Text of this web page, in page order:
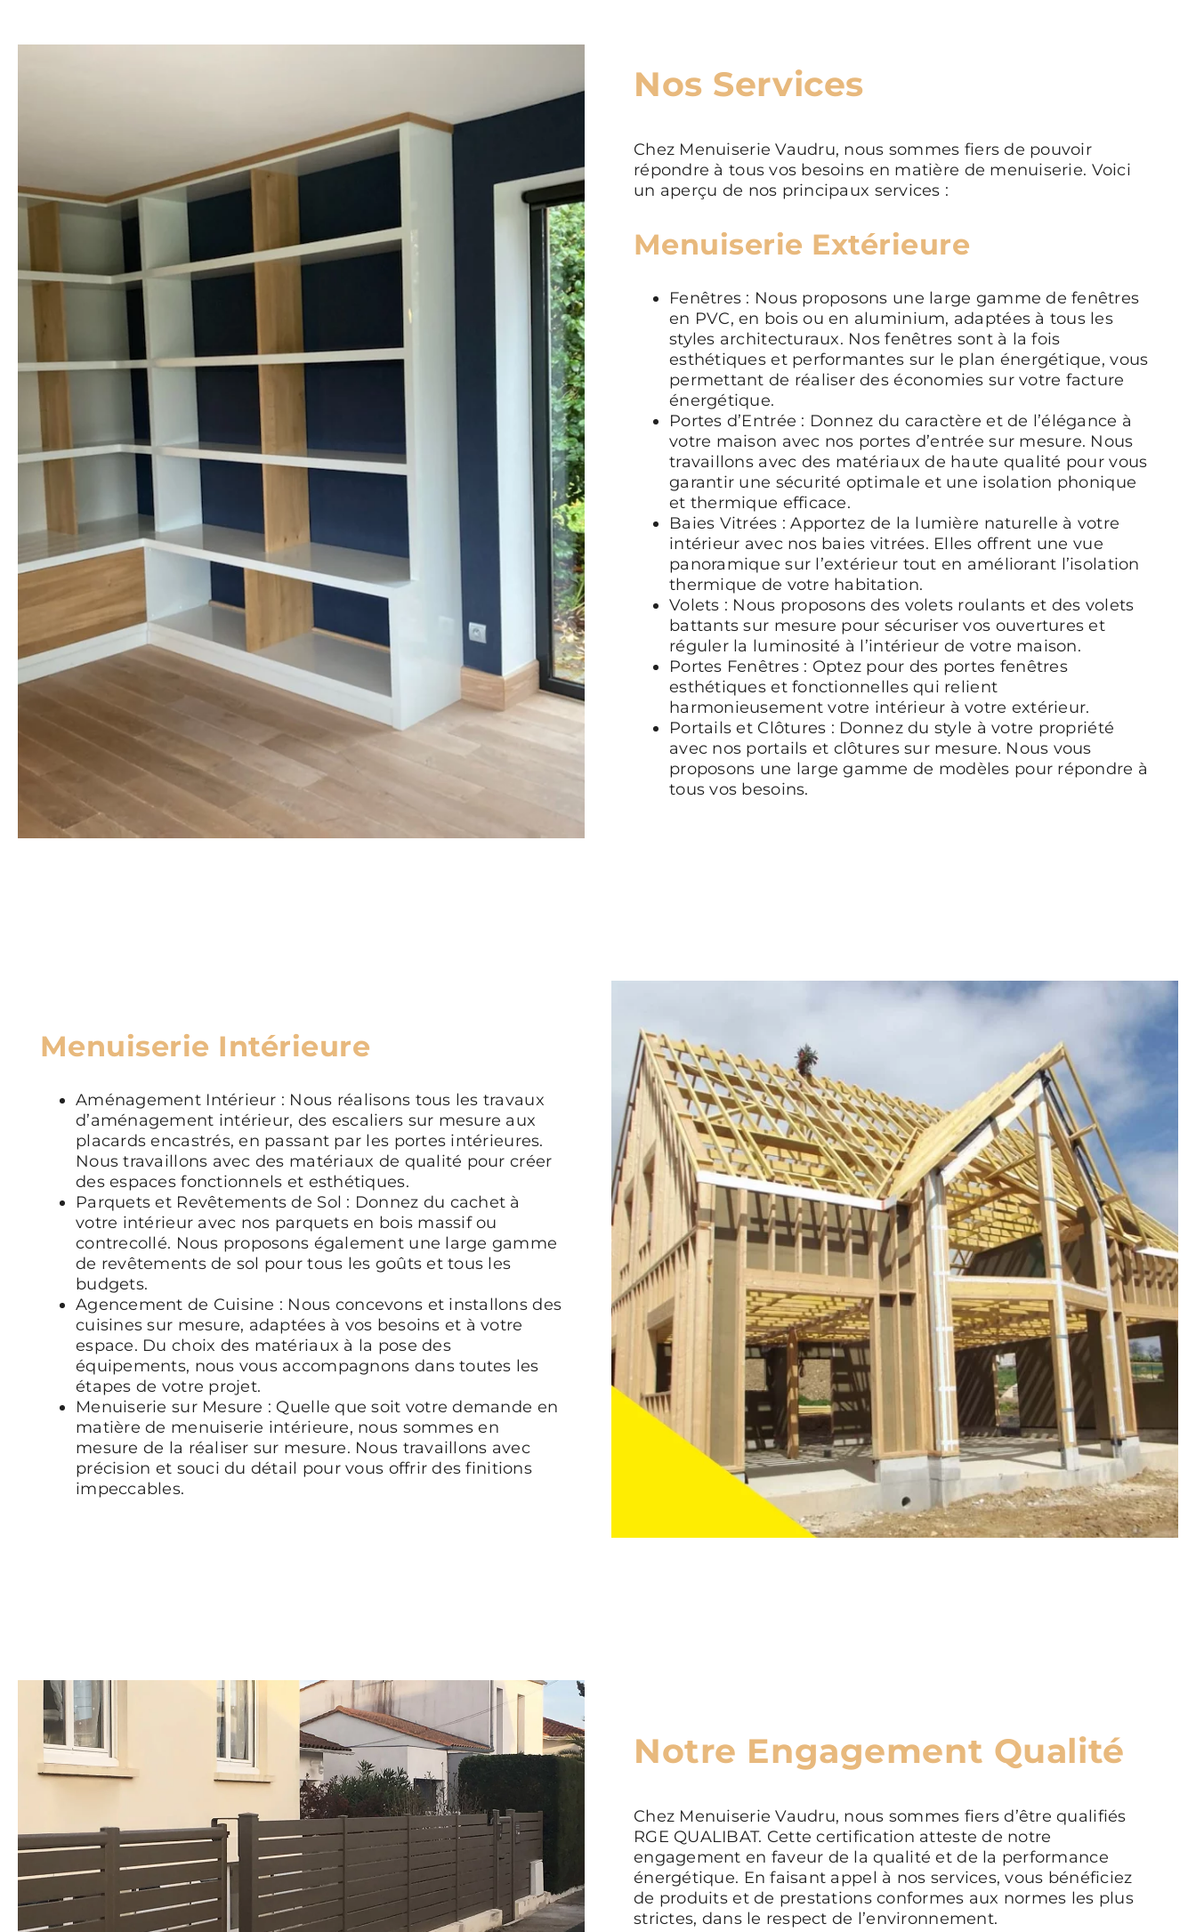
Nos Services
Chez Menuiserie Vaudru, nous sommes fiers de pouvoir
répondre à tous vos besoins en matière de menuiserie. Voici
un aperçu de nos principaux services :
Menuiserie Extérieure
Fenêtres : Nous proposons une large gamme de fenêtres
en PVC, en bois ou en aluminium, adaptées à tous les
styles architecturaux. Nos fenêtres sont à la fois
esthétiques et performantes sur le plan énergétique, vous
permettant de réaliser des économies sur votre facture
énergétique.
Portes d’Entrée : Donnez du caractère et de l’élégance à
votre maison avec nos portes d’entrée sur mesure. Nous
travaillons avec des matériaux de haute qualité pour vous
garantir une sécurité optimale et une isolation phonique
et thermique efficace.
Baies Vitrées : Apportez de la lumière naturelle à votre
intérieur avec nos baies vitrées. Elles offrent une vue
panoramique sur l’extérieur tout en améliorant l’isolation
thermique de votre habitation.
Volets : Nous proposons des volets roulants et des volets
battants sur mesure pour sécuriser vos ouvertures et
réguler la luminosité à l’intérieur de votre maison.
Portes Fenêtres : Optez pour des portes fenêtres
esthétiques et fonctionnelles qui relient
harmonieusement votre intérieur à votre extérieur.
Portails et Clôtures : Donnez du style à votre propriété
avec nos portails et clôtures sur mesure. Nous vous
proposons une large gamme de modèles pour répondre à
tous vos besoins.
Menuiserie Intérieure
Aménagement Intérieur : Nous réalisons tous les travaux
d’aménagement intérieur, des escaliers sur mesure aux
placards encastrés, en passant par les portes intérieures.
Nous travaillons avec des matériaux de qualité pour créer
des espaces fonctionnels et esthétiques.
Parquets et Revêtements de Sol : Donnez du cachet à
votre intérieur avec nos parquets en bois massif ou
contrecollé. Nous proposons également une large gamme
de revêtements de sol pour tous les goûts et tous les
budgets.
Agencement de Cuisine : Nous concevons et installons des
cuisines sur mesure, adaptées à vos besoins et à votre
espace. Du choix des matériaux à la pose des
équipements, nous vous accompagnons dans toutes les
étapes de votre projet.
Menuiserie sur Mesure : Quelle que soit votre demande en
matière de menuiserie intérieure, nous sommes en
mesure de la réaliser sur mesure. Nous travaillons avec
précision et souci du détail pour vous offrir des finitions
impeccables.
Notre Engagement Qualité
Chez Menuiserie Vaudru, nous sommes fiers d’être qualifiés
RGE QUALIBAT. Cette certification atteste de notre
engagement en faveur de la qualité et de la performance
énergétique. En faisant appel à nos services, vous bénéficiez
de produits et de prestations conformes aux normes les plus
strictes, dans le respect de l’environnement.